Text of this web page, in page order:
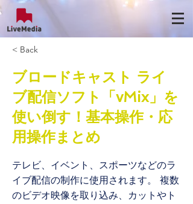
< Back
ブロードキャスト ライ
ブ配信ソフト「vMix」を
使い倒す！基本操作・応
用操作まとめ
テレビ、イベント、スポーツなどのラ
イブ配信の制作に使用されます。 複数
のビデオ映像を取り込み、カットやト